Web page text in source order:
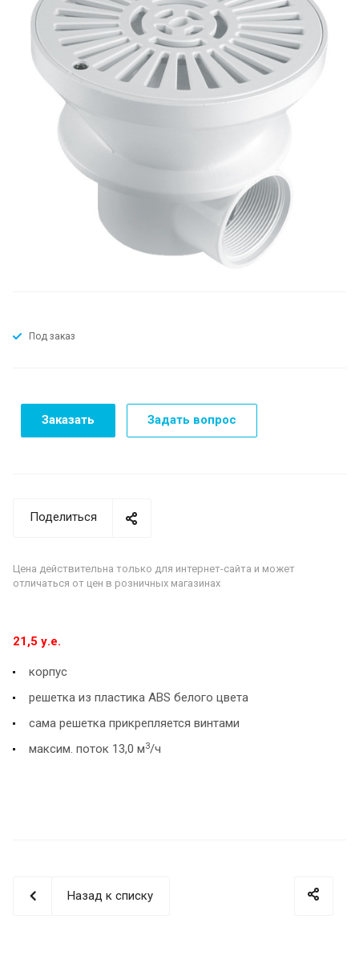
Под заказ
Заказать Задать вопрос
Поделиться
Цена действительна только для интернет-сайта и может
отличаться от цен в розничных магазинах
21,5 у.е.
корпус
решетка из пластика ABS белого цвета
сама решетка прикрепляется винтами
максим. поток 13,0 м3/ч
Назад к списку